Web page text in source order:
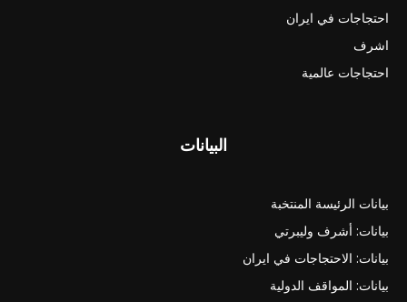
احتجاجات في ايران
اشرف
احتجاجات عالمية
البيانات
بيانات الرئيسة المنتخبة
بيانات: أشرف وليبرتي
بيانات: الاحتجاجات في ايران
بيانات: المواقف الدولية